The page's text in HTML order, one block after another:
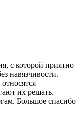
с которой приятно
навязчивости.
их решать.
Большое спасибо